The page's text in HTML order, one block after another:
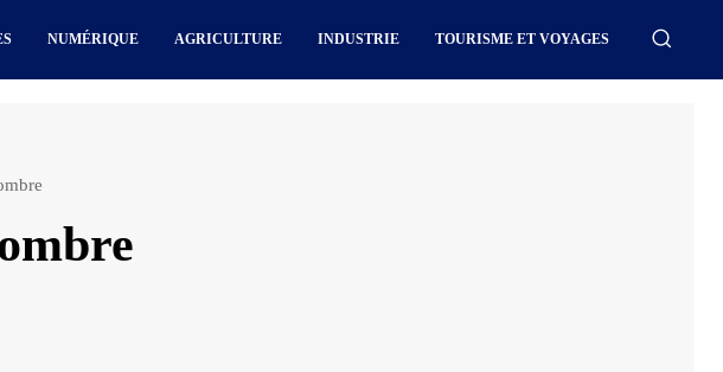
NUMÉRIQUE AGRICULTURE INDUSTRIE TOURISME ET VOYAGES